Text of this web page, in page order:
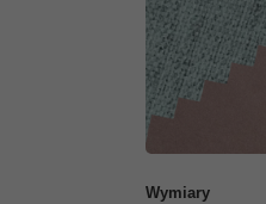
Wymiary